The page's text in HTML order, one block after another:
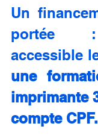
Un
portée
accessible
une
imprimante
compte CPF.